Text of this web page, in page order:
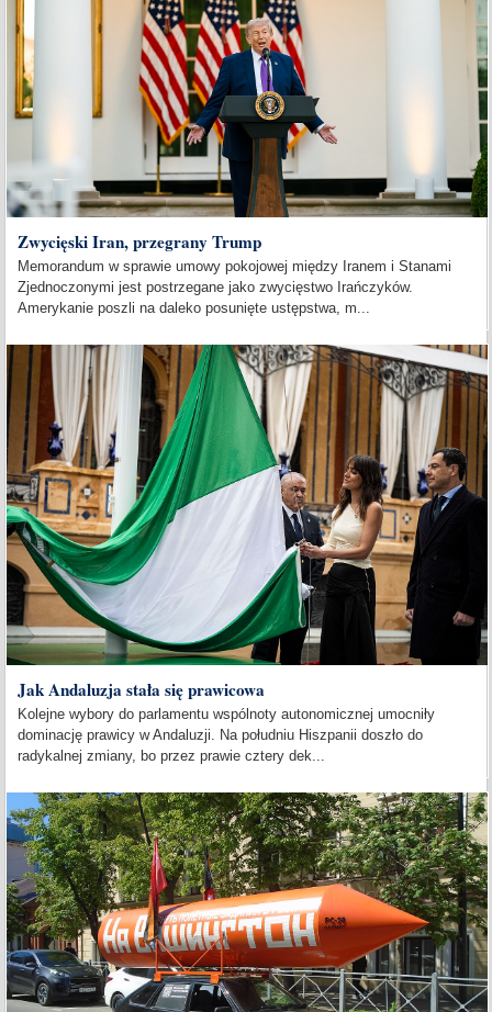
Zwycięski Iran, przegrany Trump
Memorandum w sprawie umowy pokojowej między Iranem i Stanami
Zjednoczonymi jest postrzegane jako zwycięstwo Irańczyków.
Amerykanie poszli na daleko posunięte ustępstwa, m...
Jak Andaluzja stała się prawicowa
Kolejne wybory do parlamentu wspólnoty autonomicznej umocniły
dominację prawicy w Andaluzji. Na południu Hiszpanii doszło do
radykalnej zmiany, bo przez prawie cztery dek...